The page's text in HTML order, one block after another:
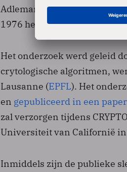
Adleman en Shamir) en
1976 het Diffie-Hellman
Het onderzoek werd geleid
crytologische algoritmen,
Lausanne (EPFL). Het
en gepubliceerd in een paper
zal verzorgen tijdens
Universiteit van Californië in
Inmiddels zijn de publieke